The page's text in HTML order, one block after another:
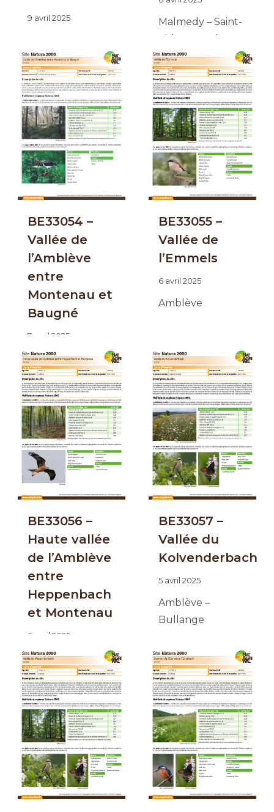
9 avril 2025
Ponts
Malmedy – Saint-
Vith – Stavelot –
Trois-Ponts
BE33054 –
Vallée de
l’Amblève
entre
Montenau et
Baugné
7 avril 2025
Amblève –
Malmedy –
Waimes
BE33055 –
Vallée de
l’Emmels
6 avril 2025
Amblève
BE33056 –
Haute vallée
de l’Amblève
entre
Heppenbach
et Montenau
6 avril 2025
Amblève
BE33057 –
Vallée du
Kolvenderbach
5 avril 2025
Amblève –
Bullange